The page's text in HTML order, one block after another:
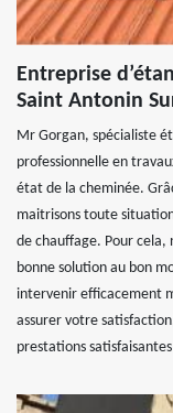
Entreprise
Saint Antonin
Mr Gorgan, spécialiste
professionnelle en
état de la cheminée.
maitrisons toute
de chauffage. Pour cela,
bonne solution au bon
intervenir efficacement
assurer votre
prestations